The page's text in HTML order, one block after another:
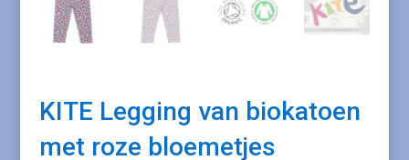
KITE Legging van biokatoen
met roze bloemetjes